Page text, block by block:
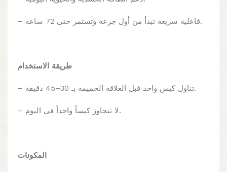
– ⁠فاعلية سريعة تبدأ من أول جرعة وتستمر حتى 72 ساعة.
طريقة الاستخدام
– تناول كيس واحد قبل العلاقة الحميمة بـ 30–45 دقيقة.
– ⁠لا تتجاوز كيساً واحداً في اليوم.
المكونات